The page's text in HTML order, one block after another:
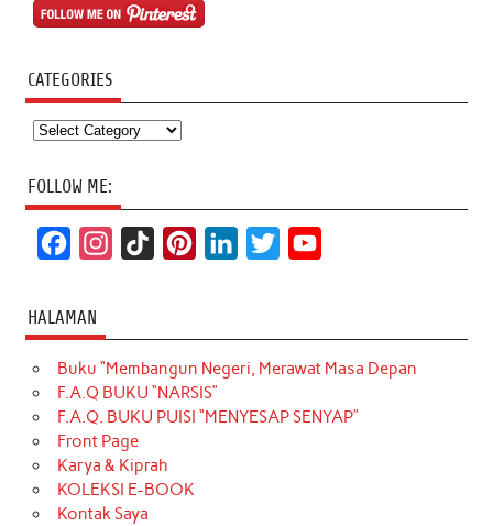
CATEGORIES
Categories
FOLLOW ME:
c
e
b
o
o
k
t
a
g
r
a
m
T
o
k
t
e
r
k
e
d
t
t
e
T
u
b
HALAMAN
Buku “Membangun Negeri, Merawat Masa Depan
F.A.Q BUKU “NARSIS”
F.A.Q. BUKU PUISI “MENYESAP SENYAP”
Front Page
Karya & Kiprah
KOLEKSI E-BOOK
Kontak Saya